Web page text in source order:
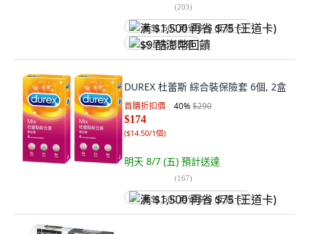
(203)
满 $1,500 再省 $75 (王道卡)
$9 酷澎幣回饋
DUREX 杜蕾斯 綜合裝保險套 6個, 2盒
首購折扣價 40%$290
$174
($14.50/1個)
明天 8/7 (五) 預計送達
(167)
满 $1,500 再省 $75 (王道卡)